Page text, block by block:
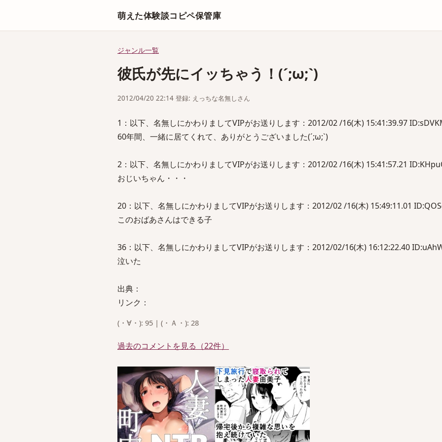
萌えた体験談コピペ保管庫
ジャンル一覧
彼氏が先にイッちゃう！(´;ω;`)
2012/04/20 22:14 登録: えっちな名無しさん
1：以下、名無しにかわりましてVIPがお送りします：2012/02 /16(木) 15:41:39.97
60年間、一緒に居てくれて、ありがとうございました(´;ω;`)
2：以下、名無しにかわりましてVIPがお送りします：2012/02 /16(木) 15:41:57.21
おじいちゃん・・・
20：以下、名無しにかわりましてVIPがお送りします：2012/02 /16(木) 15:49:11.01
このおばあさんはできる子
36：以下、名無しにかわりましてVIPがお送りします：2012/02/16(木) 16:12:22.40
泣いた
出典：
リンク：
(・∀・): 95 | (・Ａ・): 28
過去のコメントを見る（22件）